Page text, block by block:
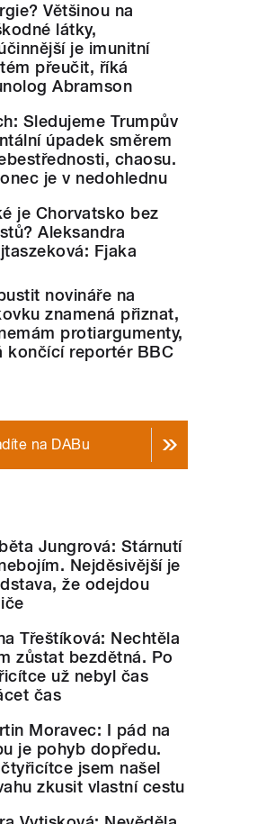
Většinou na
látky,
je imunitní
přeučit, říká
Abramson
Sledujeme Trumpův
úpadek směrem
chaosu.
je v nedohlednu
je Chorvatsko bez
Aleksandra
Fjaka
novináře na
znamená přiznat,
protiargumenty,
končící reportér BBC
na DABu
Jungrová: Stárnutí
Nejděsivější je
že odejdou
Třeštíková: Nechtěla
zůstat bezdětná. Po
už nebyl čas
čas
Moravec: I pád na
je pohyb dopředu.
jsem našel
zkusit vlastní cestu